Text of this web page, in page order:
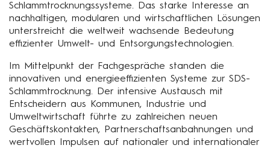
Schlammtrocknungssysteme. Das starke Interesse an
nachhaltigen, modularen und wirtschaftlichen Lösungen
unterstreicht die weltweit wachsende Bedeutung
effizienter Umwelt- und Entsorgungstechnologien.
Im Mittelpunkt der Fachgespräche standen die
innovativen und energieeffizienten Systeme zur SDS-
Schlammtrocknung. Der intensive Austausch mit
Entscheidern aus Kommunen, Industrie und
Umweltwirtschaft führte zu zahlreichen neuen
Geschäftskontakten, Partnerschaftsanbahnungen und
wertvollen Impulsen auf nationaler und internationaler